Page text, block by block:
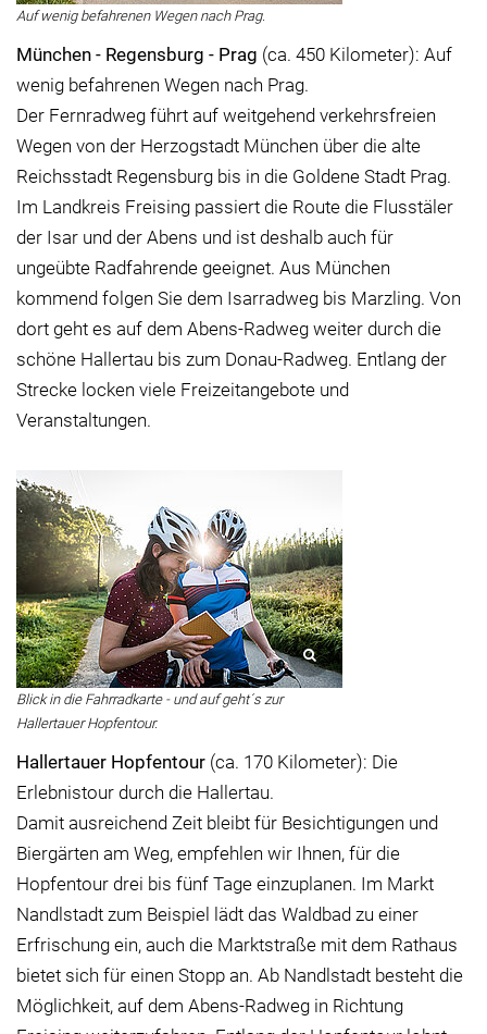
Auf wenig befahrenen Wegen nach Prag.
München - Regensburg - Prag (ca. 450 Kilometer): Auf
wenig befahrenen Wegen nach Prag.
Der Fernradweg führt auf weitgehend verkehrsfreien
Wegen von der Herzogstadt München über die alte
Reichsstadt Regensburg bis in die Goldene Stadt Prag.
Im Landkreis Freising passiert die Route die Flusstäler
der Isar und der Abens und ist deshalb auch für
ungeübte Radfahrende geeignet. Aus München
kommend folgen Sie dem Isarradweg bis Marzling. Von
dort geht es auf dem Abens-Radweg weiter durch die
schöne Hallertau bis zum Donau-Radweg. Entlang der
Strecke locken viele Freizeitangebote und
Veranstaltungen.
Blick in die Fahrradkarte - und auf geht´s zur
Hallertauer Hopfentour.
Hallertauer Hopfentour (ca. 170 Kilometer): Die
Erlebnistour durch die Hallertau.
Damit ausreichend Zeit bleibt für Besichtigungen und
Biergärten am Weg, empfehlen wir Ihnen, für die
Hopfentour drei bis fünf Tage einzuplanen. Im Markt
Nandlstadt zum Beispiel lädt das Waldbad zu einer
Erfrischung ein, auch die Marktstraße mit dem Rathaus
bietet sich für einen Stopp an. Ab Nandlstadt besteht die
Möglichkeit, auf dem Abens-Radweg in Richtung